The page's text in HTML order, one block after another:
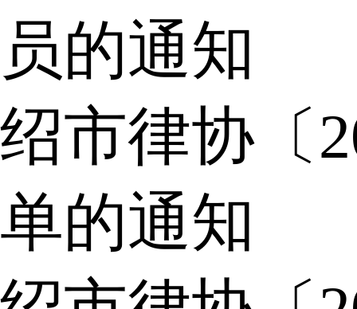
员的通知
绍市律协〔
单的通知